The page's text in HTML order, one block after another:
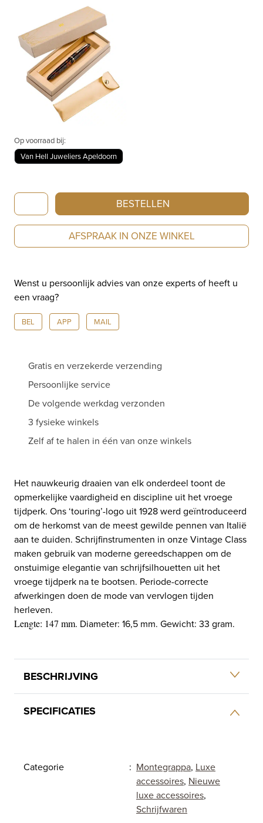
Op voorraad bij:
Van Hell Juweliers Apeldoorn
Montegrappa
Venetia
Rollerball
ISVENRAJ
aantal
BESTELLEN
AFSPRAAK IN ONZE WINKEL
Wenst u persoonlijk advies van onze experts of heeft u
een vraag?
BEL APP MAIL
Gratis en verzekerde verzending
Persoonlijke service
De volgende werkdag verzonden
3 fysieke winkels
Zelf af te halen in één van onze winkels
Het nauwkeurig draaien van elk onderdeel toont de
opmerkelijke vaardigheid en discipline uit het vroege
tijdperk. Ons ‘touring’-logo uit 1928 werd geïntroduceerd
om de herkomst van de meest gewilde pennen van Italië
aan te duiden. Schrijfinstrumenten in onze Vintage Class
maken gebruik van moderne gereedschappen om de
onstuimige elegantie van schrijfsilhouetten uit het
vroege tijdperk na te bootsen. Periode-correcte
afwerkingen doen de mode van vervlogen tijden
herleven.
Lengte: 147 mm. Diameter: 16,5 mm. Gewicht: 33 gram.
BESCHRIJVING
SPECIFICATIES
Categorie : Montegrappa, Luxe
accessoires, Nieuwe
luxe accessoires,
Schrijfwaren